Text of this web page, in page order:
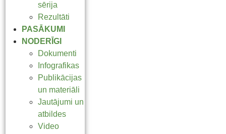
sērija
Rezultāti
PASĀKUMI
NODERĪGI
Dokumenti
Infografikas
Publikācijas
un materiāli
Jautājumi un
atbildes
Video